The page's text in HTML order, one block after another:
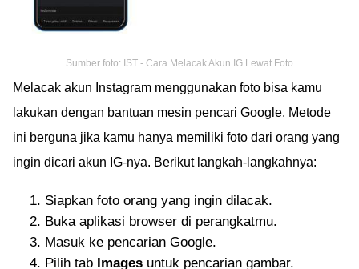
Sumber foto: IST - Cara Melacak Akun IG Lewat Foto
Melacak akun Instagram menggunakan foto bisa kamu
lakukan dengan bantuan mesin pencari Google. Metode
ini berguna jika kamu hanya memiliki foto dari orang yang
ingin dicari akun IG-nya. Berikut langkah-langkahnya:
Siapkan foto orang yang ingin dilacak.
Buka aplikasi browser di perangkatmu.
Masuk ke pencarian Google.
Pilih tab Images untuk pencarian gambar.